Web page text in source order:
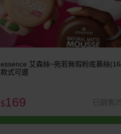
essence 艾森絲~宛若無瑕粉底慕絲
款式可選
$169 已銷售